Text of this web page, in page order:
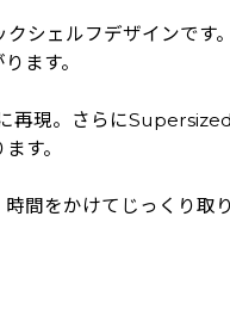
シェルフデザインです
ます。
現。さらに
す。
間をかけてじっくり取